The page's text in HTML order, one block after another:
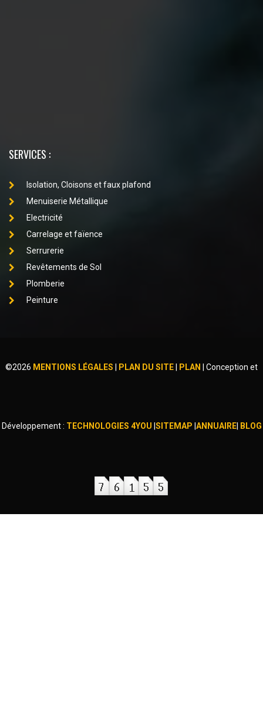
SERVICES :
Isolation, Cloisons et faux plafond
Menuiserie Métallique
Electricité
Carrelage et faïence
Serrurerie
Revêtements de Sol
Plomberie
Peinture
©2026 MENTIONS LÉGALES PLAN DU SITE PLAN Conception et
Développement : TECHNOLOGIES 4YOU SITEMAP ANNUAIRE| BLOG